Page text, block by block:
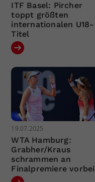
ITF Basel: Pircher
toppt größten
internationalen U18-
Titel
19.07.2025
WTA Hamburg:
Grabher/Kraus
schrammen an
Finalpremiere vorbei